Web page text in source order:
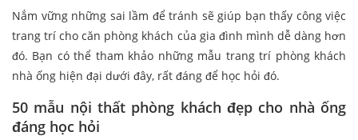
Nắm vững những sai lầm để tránh sẽ giúp bạn thấy công việc
trang trí cho căn phòng khách của gia đình mình dễ dàng hơn
đó. Bạn có thể tham khảo những mẫu trang trí phòng khách
nhà ống hiện đại dưới đây, rất đáng để học hỏi đó.
50 mẫu nội thất phòng khách đẹp cho nhà ống
đáng học hỏi